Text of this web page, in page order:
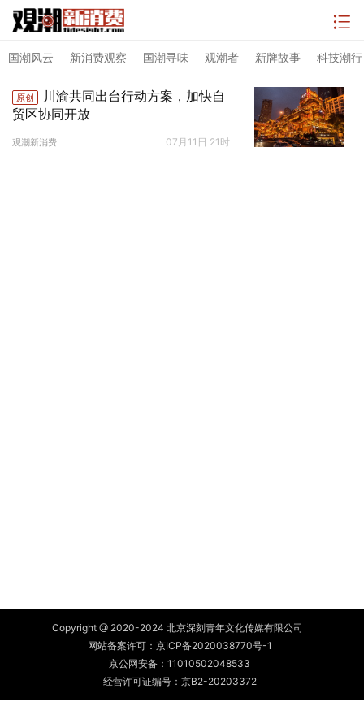
国潮风云 新消费观察 国潮寻味 观潮者 新牌故事 科技潮行
原创
川渝共同出台行动方案，加快自
贸区协同开放
观潮新消费 07月11日 21时
Copyright @ 2020-2024 北京深刻青年文化传媒有限公司
网站备案许可： 京ICP备2020038770号-1
京公网安备： 11010502048533
经营许可证编号：京B2-20203372